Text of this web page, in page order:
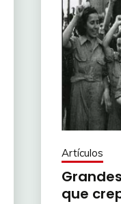
Artículos
que